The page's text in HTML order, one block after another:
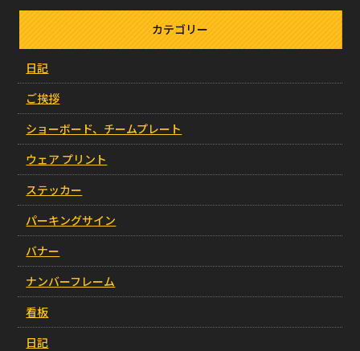
カテゴリー
日記
ご挨拶
ショーボード、チームプレート
ウェア プリント
ステッカー
パーキングサイン
バナー
ナンバーフレーム
看板
日記